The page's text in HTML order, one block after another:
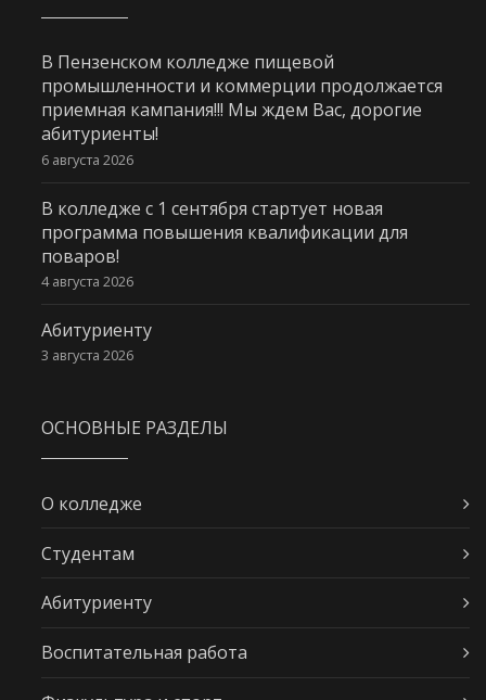
В Пензенском колледже пищевой
промышленности и коммерции продолжается
приемная кампания!!! Мы ждем Вас, дорогие
абитуриенты!
6 августа 2026
В колледже с 1 сентября стартует новая
программа повышения квалификации для
поваров!
4 августа 2026
Абитуриенту
3 августа 2026
ОСНОВНЫЕ РАЗДЕЛЫ
О колледже
Студентам
Абитуриенту
Воспитательная работа